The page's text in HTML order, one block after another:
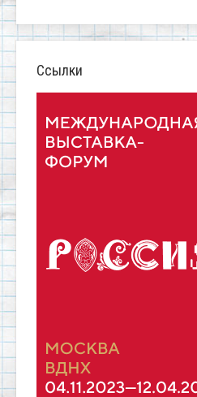
Ссылки